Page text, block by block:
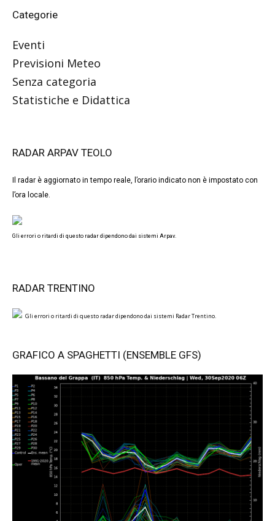
Categorie
Eventi
Previsioni Meteo
Senza categoria
Statistiche e Didattica
RADAR ARPAV TEOLO
Il radar è aggiornato in tempo reale, l’orario indicato non è impostato con
l’ora locale.
Gli errori o ritardi di questo radar dipendono dai sistemi Arpav.
RADAR TRENTINO
Gli errori o ritardi di questo radar dipendono dai sistemi Radar Trentino.
GRAFICO A SPAGHETTI (ENSEMBLE GFS)